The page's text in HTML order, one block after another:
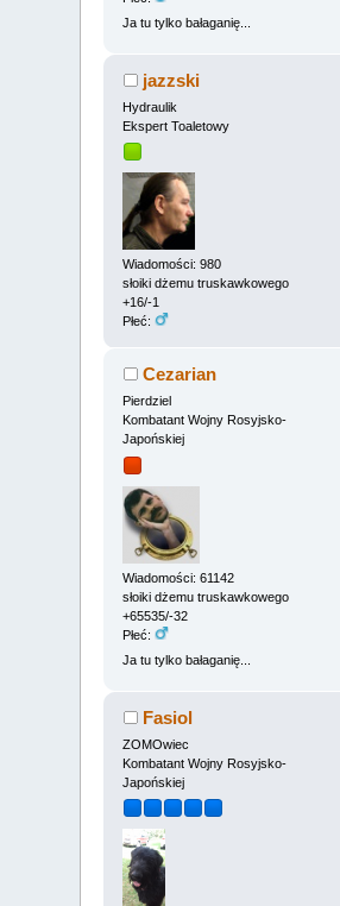
Ja tu tylko bałaganię...
jazzski
Hydraulik
Ekspert Toaletowy
Wiadomości: 980
słoiki dżemu truskawkowego
+16/-1
Płeć:
Cezarian
Pierdziel
Kombatant Wojny Rosyjsko-
Japońskiej
Wiadomości: 61142
słoiki dżemu truskawkowego
+65535/-32
Płeć:
Ja tu tylko bałaganię...
Fasiol
ZOMOwiec
Kombatant Wojny Rosyjsko-
Japońskiej